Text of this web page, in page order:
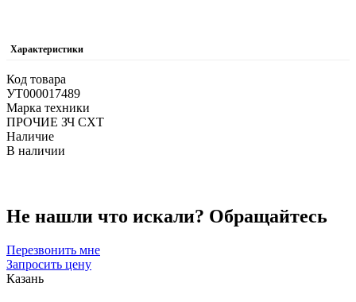
Характеристики
Код товара
УТ000017489
Марка техники
ПРОЧИЕ ЗЧ СХТ
Наличие
В наличии
Не нашли что искали? Обращайтесь
Перезвонить мне
Запросить цену
Казань